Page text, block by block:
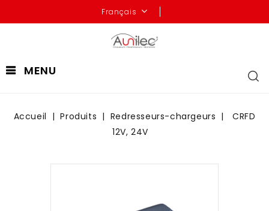
Français
MENU
Accueil Produits Redresseurs-chargeurs
CRFD
12V, 24V